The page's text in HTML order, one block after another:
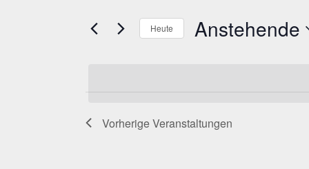
Ansichten,
NACH
Heute Anstehende
VorherigeVeranstaltungen